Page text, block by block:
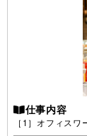
仕事内容
［1］オフィ